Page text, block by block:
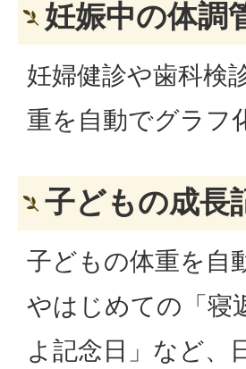
妊娠中の体調
妊婦健診や歯科検
重を自動でグラフ
子どもの成長
子どもの体重を自
やはじめての「寝
よ記念日」など、